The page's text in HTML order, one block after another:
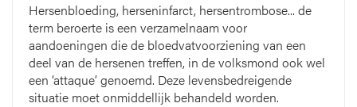
Hersenbloeding, herseninfarct, hersentrombose... de
term beroerte is een verzamelnaam voor
aandoeningen die de bloedvatvoorziening van een
deel van de hersenen treffen, in de volksmond ook wel
een ‘attaque’ genoemd. Deze levensbedreigende
situatie moet onmiddellijk behandeld worden.